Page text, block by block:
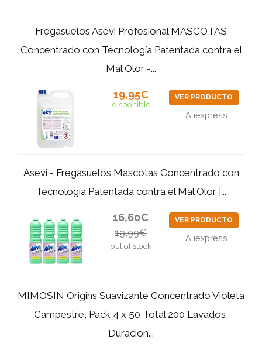
Fregasuelos Asevi Profesional MASCOTAS
Concentrado con Tecnología Patentada contra el
Mal Olor -...
19,95€
disponible
VER PRODUCTO
Aliexpress
Asevi - Fregasuelos Mascotas Concentrado con
Tecnología Patentada contra el Mal Olor |...
16,60€
19,99€
out of stock
VER PRODUCTO
Aliexpress
MIMOSIN Origins Suavizante Concentrado Violeta
Campestre, Pack 4 x 50 Total 200 Lavados,
Duración...